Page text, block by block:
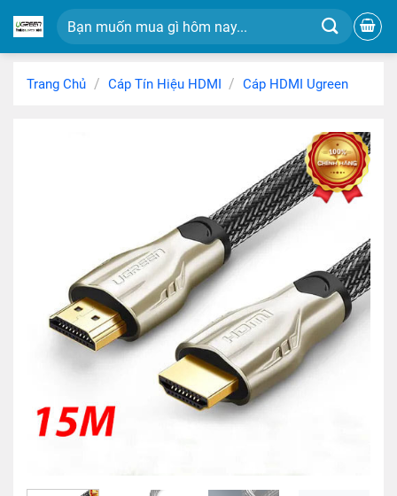
đến
nội
dung
Tìm
kiếm:
Trang Chủ / Cáp Tín Hiệu HDMI / Cáp HDMI Ugreen